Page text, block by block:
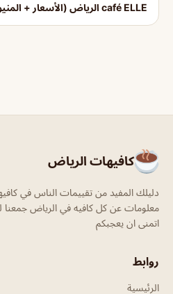
café ELLE الرياض (الأسعار + المنيو + الموقع )
كافيهات الرياض
دليلك المفيد من تقييمات الناس في
معلومات عن كل كافيه في الرياض جمعنا
اتمنى ان يعجبكم
روابط
الرئيسية